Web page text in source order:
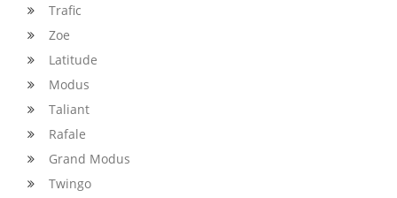
Trafic
Zoe
Latitude
Modus
Taliant
Rafale
Grand Modus
Twingo